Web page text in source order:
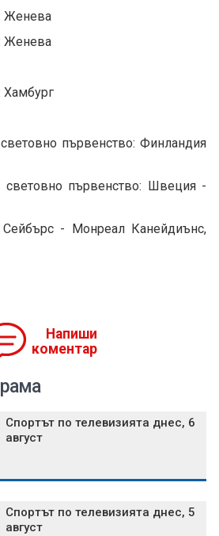
Женева
Женева
Хамбург
първенство: Финландия
първенство: Швеция -
- Монреал Канейдиънс,
Напиши
коментар
Спортът по телевизията днес, 6
август
Спортът по телевизията днес, 5
август